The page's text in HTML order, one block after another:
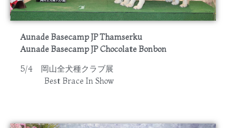
Aunade Basecamp JP Thamserku
Aunade Basecamp JP Chocolate Bonbon
5/4 岡山全犬種クラブ展
Best Brace In Show